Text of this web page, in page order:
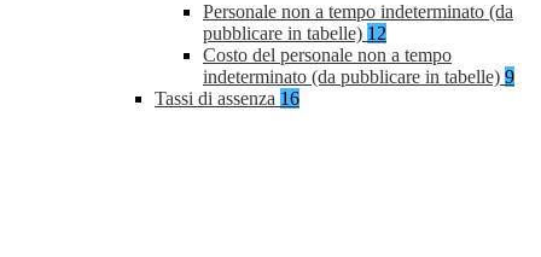
Personale non a tempo indeterminato (da
pubblicare in tabelle) 12
Costo del personale non a tempo
indeterminato (da pubblicare in tabelle) 9
Tassi di assenza 16